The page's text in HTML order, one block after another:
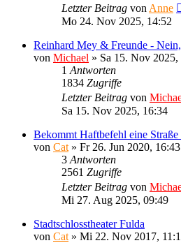
Letzter Beitrag von Anne
Mo 24. Nov 2025, 14:52
Reinhard Mey & Freunde -
von Michael » Sa 15. Nov 2025,
1 Antworten
1834 Zugriffe
Letzter Beitrag von
Sa 15. Nov 2025, 16:34
Bekommt Haftbefehl eine
von Cat » Fr 26. Jun 2020, 16:43
3 Antworten
2561 Zugriffe
Letzter Beitrag von
Mi 27. Aug 2025, 09:49
Stadtschlosstheater Fulda
von Cat » Mi 22. Nov 2017,